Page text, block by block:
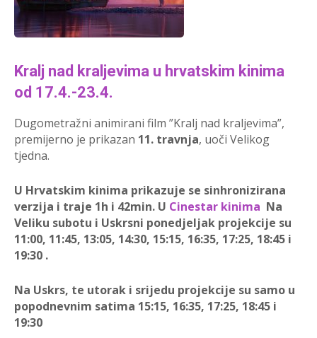
Kralj nad kraljevima u hrvatskim kinima
od 17.4.-23.4.
Dugometražni animirani film ”Kralj nad kraljevima”,
premijerno je prikazan 11. travnja, uoči Velikog
tjedna.
U Hrvatskim kinima prikazuje se sinhronizirana
verzija i traje 1h i 42min. U Cinestar kinima Na
Veliku subotu i Uskrsni ponedjeljak projekcije su
11:00, 11:45, 13:05, 14:30, 15:15, 16:35, 17:25, 18:45 i
19:30 .
Na Uskrs, te utorak i srijedu projekcije su samo u
popodnevnim satima 15:15, 16:35, 17:25, 18:45 i
19:30